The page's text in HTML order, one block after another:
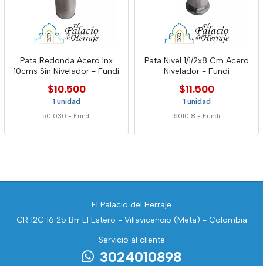
Pata Redonda Acero Inx
10cms Sin Nivelador - Fundi
$10.500
1 unidad
501030 - Fundi
Pata Nivel 1/1/2x8 Cm Acero
Nivelador - Fundi
$11.500
1 unidad
501018 - Fundi
El Palacio del Herraje
CR 12C 16 25 Brr El Estero - Villavicencio (Meta) - Colombia
Servicio al cliente
3024010898